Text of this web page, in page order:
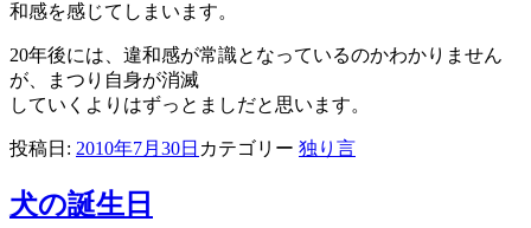
和感を感じてしまいます。
20年後には、違和感が常識となっているのかわかりません
が、まつり自身が消滅
していくよりはずっとましだと思います。
投稿日: 2010年7月30日 カテゴリー 独り言
犬の誕生日